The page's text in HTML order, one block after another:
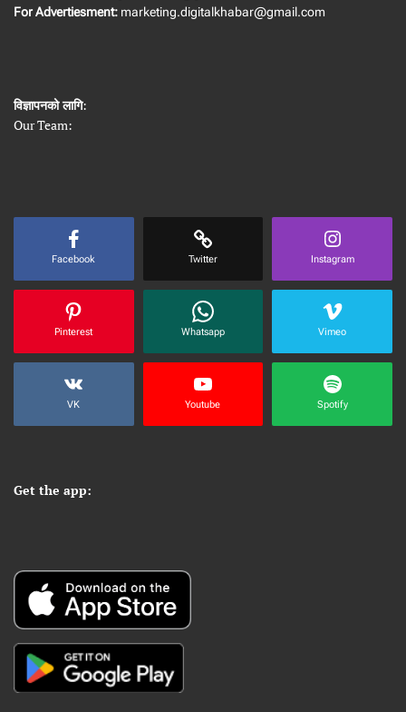
For Advertiesment: marketing.digitalkhabar@gmail.com
विज्ञापनको लागि:
Our Team:
Facebook Twitter Instagram
Pinterest Whatsapp Vimeo
VK Youtube Spotify
Get the app: